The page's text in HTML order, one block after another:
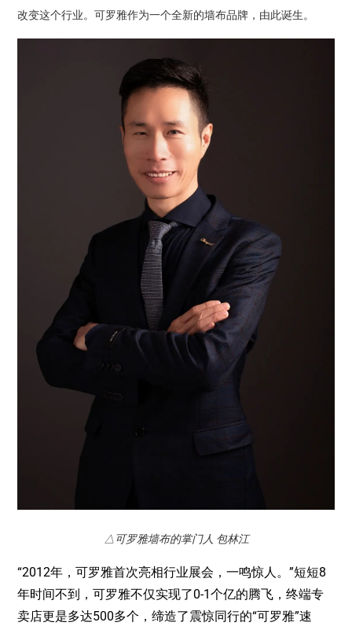
改变这个行业。可罗雅作为一个全新的墙布品牌，由此诞生。
△可罗雅墙布的掌门人 包林江
“2012年，可罗雅首次亮相行业展会，一鸣惊人。”短短8
年时间不到，可罗雅不仅实现了0-1个亿的腾飞，终端专
卖店更是多达500多个，缔造了震惊同行的“可罗雅”速